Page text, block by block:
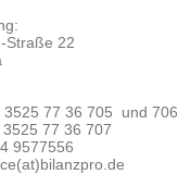
Straße 22
3525 77 36 705 und 706
77 36 707
9577556